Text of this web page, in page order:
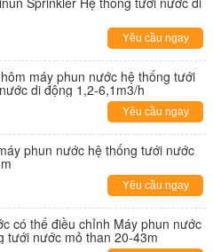
Yêu cầu ngay
máy phun nước hệ thống tưới
di động 1,2-6,1m3/h
Yêu cầu ngay
phun nước hệ thống tưới nước
Yêu cầu ngay
có thể điều chỉnh Máy phun nước
tưới nước mỏ than 20-43m